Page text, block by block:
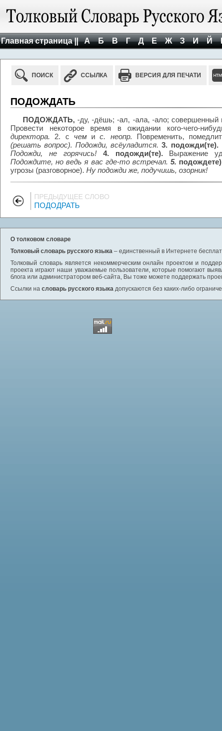
Главная страница || А Б В Г Д Е Ж З И Й
ПОИСК ССЫЛКА ВЕРСИЯ ДЛЯ ПЕЧАТИ
ПОДОЖДАТЬ
ПОДОЖДАТЬ, -ду, -дёшь; -ал, -ала, -ало;
Провести некоторое время в ожидании кого-чего-
директора. 2. с чемис. неопр. Повременить,
(решать вопрос). Подожди, всёуладится. 3. подожди(те).
Подожди, не горячись!4. подожди(те).Выражение
Подождите, но ведь я вас где-то встречал. 5.
угрозы (разговорное). Ну подожди же, подучишь, озорник!
ПРЕДЫДУЩЕЕ СЛОВО
ПОДОДРАТЬ
О толковом словаре
Толковый словарь русского языка – единственный в Интернете
Толковый словарь является некоммерческим онлайн проектом и
проекта играют наши уважаемые пользователи, которые помогают
блога или администратором веб-сайта, Вы тоже можете поддержать
Ссылки на словарь русского языка допускаются без каких-либо